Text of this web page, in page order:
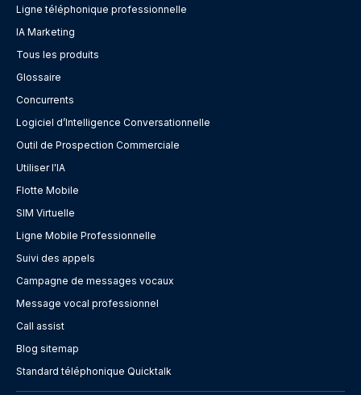
Ligne téléphonique professionnelle
IA Marketing
Tous les produits
Glossaire
Concurrents
Logiciel d’Intelligence Conversationnelle
Outil de Prospection Commerciale
Utiliser l'IA
Flotte Mobile
SIM Virtuelle
Ligne Mobile Professionnelle
Suivi des appels
Campagne de messages vocaux
Message vocal professionnel
Call assist
Blog sitemap
Standard téléphonique Quicktalk